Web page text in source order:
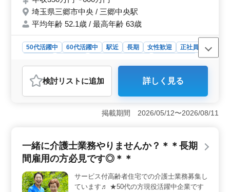
埼玉県三郷市中央 / 三郷中央駅
平均年齢 52.1歳 / 最高年齢 63歳
50代活躍中 60代活躍中 駅近 長期 女性歓迎
正社員
おすすめポイント
＜駅チカ・交通費実費支給＞ 三郷市の社労士事務所
で、経験者を歓迎するお仕事募集中！三郷中央駅からの
アクセスは抜群で、通勤もストレスなく可能です。ま
た、交通費は実費支給なので、安心して通勤できま
で、幅広い社労士業務に携わります。経験を活かし、ス
キルアップが期待できる環境です。 ＜働きやすいポ
イント＞ 週5日勤務で土日祝休み、完全週休2日制で
す。お仕事とプライベートの両立がしやすく、充実感を
味わえる環境です。女性・50代・60代の方も積極的に活
検討リスト に追加 詳しく見る
掲載期間 2026/05/12〜2026/08/11
一緒に介護士業務やりませんか？＊＊長期
間雇用の方必見です◎＊＊
サービス付高齢者住宅での介護士業務募集し
ています♬ ★50代の方現役活躍中企業です